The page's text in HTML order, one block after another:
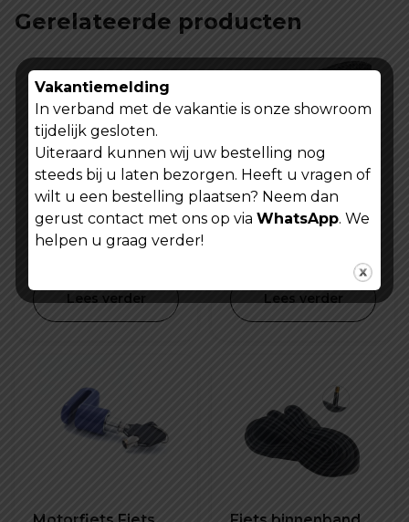
Gerelateerde producten
Fiets
richtingaanwijzer -
prijs
was:
prijs
is:
Lees verder
CST buitenband
Lees verder
Vakantiemelding
In verband met de vakantie is onze showroom
tijdelijk gesloten.
Uiteraard kunnen wij uw bestelling nog
steeds bij u laten bezorgen. Heeft u vragen of
wilt u een bestelling plaatsen? Neem dan
gerust contact met ons op via WhatsApp. We
helpen u graag verder!